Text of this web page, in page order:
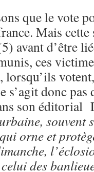
que le vote
Mais
avant d’être
ces
lorsqu’ils
s’agit donc pas
son
souvent
orne et
des